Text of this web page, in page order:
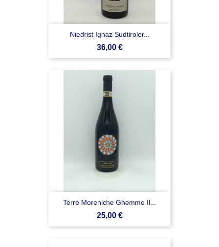
Niedrist Ignaz Sudtiroler...
Prezzo
36,00 €
Terre Moreniche Ghemme Il...
Prezzo
25,00 €